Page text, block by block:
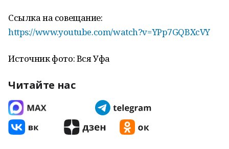
Ссылка на совещание:
https://www.youtube.com/watch?v=YPp7GQBXcVY
Источник фото: Вся Уфа
Читайте нас